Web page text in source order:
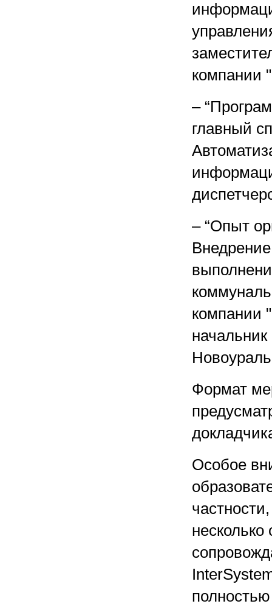
компании
–
главный
– “Опыт
Формат
Особое